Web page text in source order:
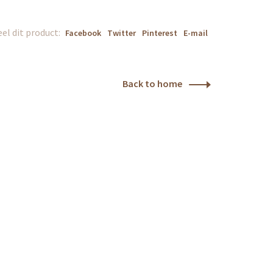
dit product: Facebook Twitter Pinterest E-mail
Back to home